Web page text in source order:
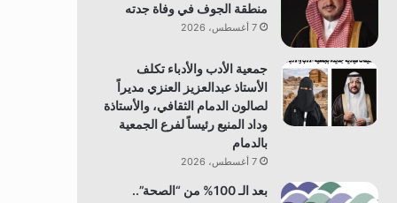
منطقة الجوف في وفاة جدته
7 أغسطس، 2026
جمعية الأدب والأدباء تكلف
الأستاذ عبدالعزيز العنزي مديراً
لصالون الدمام الثقافي، والأستاذة
وداد المنيع رئيساً لفرع الجمعية
بالدمام
7 أغسطس، 2026
بعد الـ 100% من “الصحة”..